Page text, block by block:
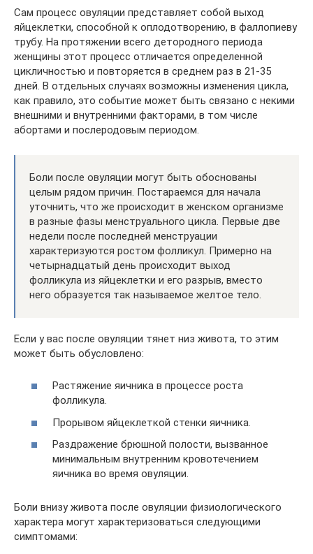
Сам процесс овуляции представляет собой выход
яйцеклетки, способной к оплодотворению, в фаллопиеву
трубу. На протяжении всего детородного периода
женщины этот процесс отличается определенной
цикличностью и повторяется в среднем раз в 21-35
дней. В отдельных случаях возможны изменения цикла,
как правило, это событие может быть связано с некими
внешними и внутренними факторами, в том числе
абортами и послеродовым периодом.
Боли после овуляции могут быть обоснованы
целым рядом причин. Постараемся для начала
уточнить, что же происходит в женском организме
в разные фазы менструального цикла. Первые две
недели после последней менструации
характеризуются ростом фолликул. Примерно на
четырнадцатый день происходит выход
фолликула из яйцеклетки и его разрыв, вместо
него образуется так называемое желтое тело.
Если у вас после овуляции тянет низ живота, то этим
может быть обусловлено:
Растяжение яичника в процессе роста
фолликула.
Прорывом яйцеклеткой стенки яичника.
Раздражение брюшной полости, вызванное
минимальным внутренним кровотечением
яичника во время овуляции.
Боли внизу живота после овуляции физиологического
характера могут характеризоваться следующими
симптомами: